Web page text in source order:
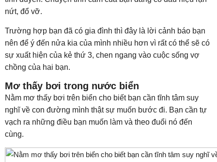
nứt, đổ vỡ.
Trường hợp bạn đã có gia đình thì đây là lời cảnh báo bạn
nên để ý đến nửa kia của mình nhiều hơn vì rất có thể sẽ có
sự xuất hiện của kẻ thứ 3, chen ngang vào cuộc sống vợ
chồng của hai bạn.
Mơ thấy bơi trong nước biển
Nằm mơ thấy bơi trên biển cho biết bạn cần tĩnh tâm suy
nghĩ về con đường mình thật sự muốn bước đi. Bạn cần tự
vạch ra những điều bạn muốn làm và theo đuổi nó đến
cùng.